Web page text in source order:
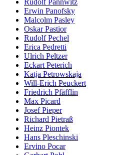
Erwin Panofsky
Malcolm Pasley
Oskar Pastior
Rudolf Pechel
Erica Pedretti
Ulrich Peltzer
Eckart Peterich
Katja Petrowskaja
Will-Erich Peuckert
Friedrich Pfäfflin
Max Picard
Josef Pieper
Richard Pietraß
Heinz Piontek
Hans Pleschinski
Ervino Pocar